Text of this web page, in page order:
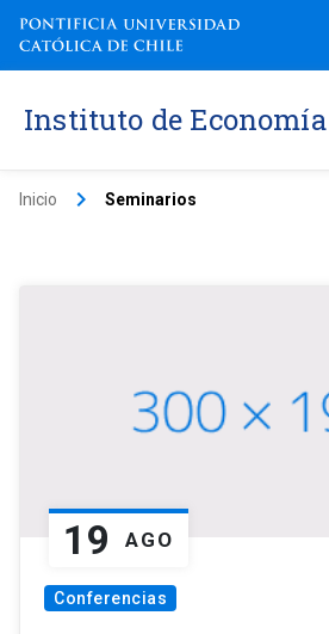
Instituto de Economía
Inicio keyboard_arrow_right Seminarios
19 AGO
Conferencias